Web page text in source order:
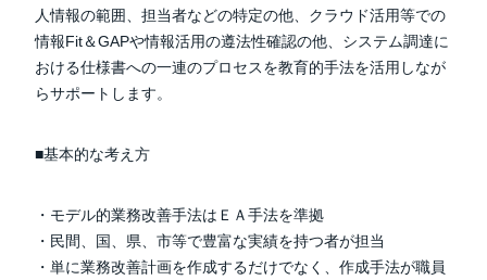
人情報の範囲、担当者などの特定の他、クラウド活用等での
情報Fit＆GAPや情報活用の遵法性確認の他、システム調達に
おける仕様書への一連のプロセスを教育的手法を活用しなが
らサポートします。
■基本的な考え方
・モデル的業務改善手法はＥＡ手法を準拠
・民間、国、県、市等で豊富な実績を持つ者が担当
・単に業務改善計画を作成するだけでなく、作成手法が職員